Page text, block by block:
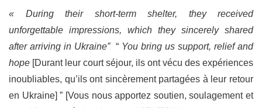
« During their short-term shelter, they received
unforgettable impressions, which they sincerely shared
after arriving in Ukraine” “ You bring us support, relief and
hope [Durant leur court séjour, ils ont vécu des expériences
inoubliables, qu’ils ont sincèrement partagées à leur retour
en Ukraine] ” [Vous nous apportez soutien, soulagement et